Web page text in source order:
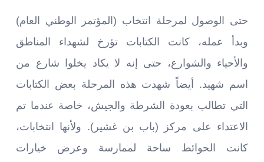
حتى الوصول لمرحلة انتخاب (المؤتمر الوطني العام)
وبدأ عمله، كانت الكتابات تؤرخ لشهداء المناطق
والأحياء والشوارع، حتى إنه لا يكاد يخلوا شارع من
اسم شهيد. أيضاً شهدت هذه المرحلة بعض الكتابات
التي تطالب بعودة الشرطة والجيش، خاصة عندما تم
الاعتداء على مركز (باب بن غشير). ولأنها انتخابات،
كانت الحوائط ساحة لممارسة وعرض خيارات